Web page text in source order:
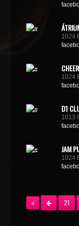
1024
1024
D1
1013
JAM
1024
21